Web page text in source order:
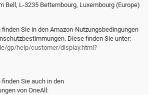
Bell, L-3235 Bettembourg, Luxembourg (Europe)
Sie in den Amazon-Nutzungsbedingungen
Diese finden Sie unter:
gp/help/customer/display.html?
Sie auch in den
von OneAll: